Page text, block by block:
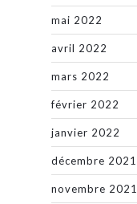
mai 2022
avril 2022
mars 2022
février 2022
janvier 2022
décembre 2021
novembre 2021